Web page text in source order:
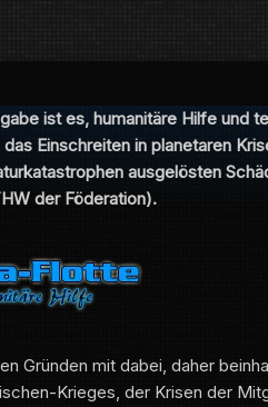
ist es, humanitäre Hilfe und
Einschreiten in planetaren
ausgelösten
der Föderation).
Gründen mit dabei, daher
Krieges, der Krisen der